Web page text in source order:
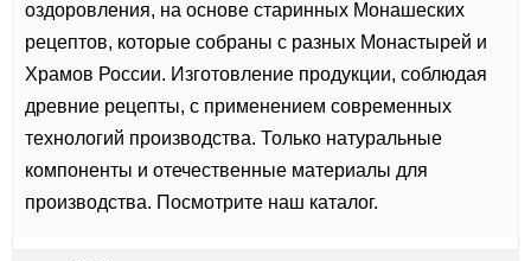
оздоровления, на основе старинных Монашеских
рецептов, которые собраны с разных Монастырей и
Храмов России. Изготовление продукции, соблюдая
древние рецепты, с применением современных
технологий производства. Только натуральные
компоненты и отечественные материалы для
производства. Посмотрите наш каталог.